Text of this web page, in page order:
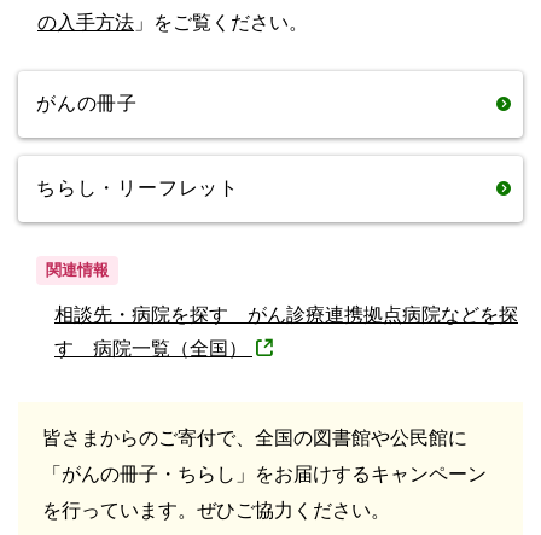
の入手方法 」をご覧ください。
がんの冊子
ちらし・リーフレット
関連情報
相談先・病院を探す がん診療連携拠点病院などを探
す 病院一覧（全国）
皆さまからのご寄付で、全国の図書館や公民館に
「がんの冊子・ちらし」をお届けするキャンペーン
を行っています。ぜひご協力ください。